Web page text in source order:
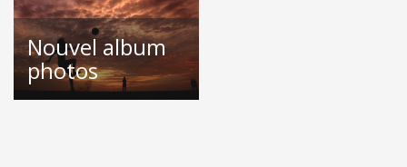
Nouvel album
photos